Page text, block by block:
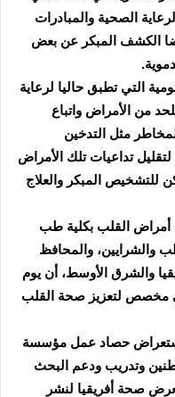
الصحية والمبادرات
الكشف المبكر عن بعض
التي تطبق حاليا لرعاية
من الأمراض واتباع
مثل التدخين
تداعيات تلك الأمراض
للتشخيص المبكر والعلاج
أمراض القلب بكلية طب
والشرايين، والمحافظ
والشرق الأوسط، أن يوم
مخصص لتعزيز صحة القلب
حصاد عمل مؤسسة
وتدريب ودعم البحث
صحة أفريقيا لنشر